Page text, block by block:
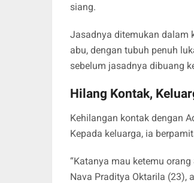
siang.
Jasadnya ditemukan dalam
abu, dengan tubuh penuh
sebelum jasadnya dibuang
Hilang Kontak,
Kehilangan kontak dengan
Kepada keluarga, ia
“Katanya mau ketemu
Nava Praditya Oktarila (23),